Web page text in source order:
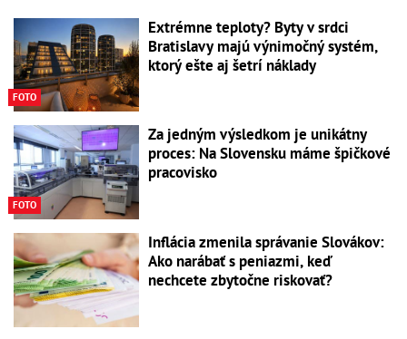
FOTO
Extrémne teploty? Byty v srdci
Bratislavy majú výnimočný systém,
ktorý ešte aj šetrí náklady
FOTO
Za jedným výsledkom je unikátny
proces: Na Slovensku máme špičkové
pracovisko
Inflácia zmenila správanie Slovákov:
Ako narábať s peniazmi, keď
nechcete zbytočne riskovať?